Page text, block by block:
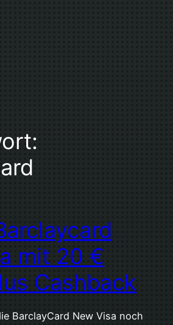
mit 20 €
Cashback
BarclayCard New Visa noch